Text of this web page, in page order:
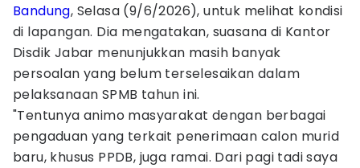
Bandung, Selasa (9/6/2026), untuk melihat kondisi
di lapangan. Dia mengatakan, suasana di Kantor
Disdik Jabar menunjukkan masih banyak
persoalan yang belum terselesaikan dalam
pelaksanaan SPMB tahun ini.
"Tentunya animo masyarakat dengan berbagai
pengaduan yang terkait penerimaan calon murid
baru, khusus PPDB, juga ramai. Dari pagi tadi saya